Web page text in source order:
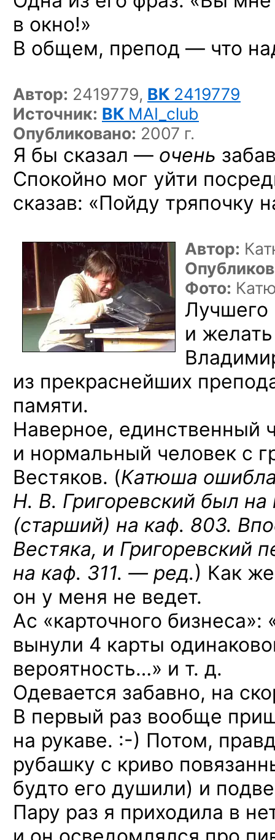
в окно!»
В общем, препод — что
Автор: 2419779, ВК 2419779
Источник: ВК MAI_club
Опубликовано: 2007 г.
Я бы сказал — очень
Спокойно мог уйти
сказав: «Пойду тряпочку
Автор:
Фото:
Лучшего
и
из прекраснейших
памяти.
Наверное, единственный
и нормальный человек с
Вестяков. (Катюша
Н. В. Григоревский был
(старший) на каф. 803.
Вестяка, и Григоревский
на каф. 311. — ред.) Как
он у меня не ведет.
Ас «карточного бизнеса»:
вынули 4 карты
вероятность…» и т. д.
Одевается забавно, на
В первый раз вообще
на рукаве. :-) Потом,
рубашку с криво
будто его душили) и
Пару раз я приходила в